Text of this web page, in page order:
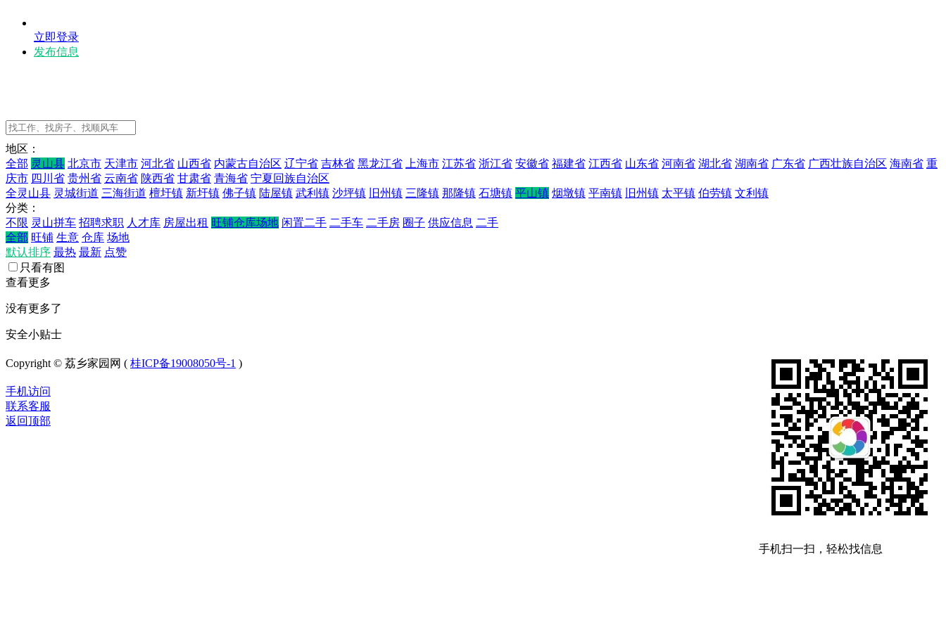
立即登录
发布信息
地区：
全部 灵山县 北京市 天津市 河北省 山西省 内蒙古自治区 辽宁省 吉林省 黑龙江省 上海市 江苏省 浙江省 安徽省 福建省 江西省 山东省 河南省 湖北省 湖南省 广东省 广西壮族自治区 海南省 重
庆市 四川省 贵州省 云南省 陕西省 甘肃省 青海省 宁夏回族自治区
全灵山县 灵城街道 三海街道 檀圩镇 新圩镇 佛子镇 陆屋镇 武利镇 沙坪镇 旧州镇 三隆镇 那隆镇 石塘镇 平山镇 烟墩镇 平南镇 旧州镇 太平镇 伯劳镇 文利镇
分类：
不限 灵山拼车 招聘求职 人才库 房屋出租 旺铺仓库场地 闲置二手 二手车 二手房 圈子 供应信息 二手
全部 旺铺 生意 仓库 场地
默认排序 最热 最新 点赞
只看有图
查看更多
没有更多了
安全小贴士
手机扫一扫，轻松找信息
Copyright © 荔乡家园网 ( 桂ICP备19008050号-1 )
手机访问
联系客服
返回顶部